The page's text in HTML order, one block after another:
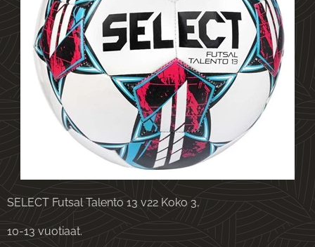
SELECT Futsal Talento 13 v22 Koko 3,
10-13 vuotiaat.